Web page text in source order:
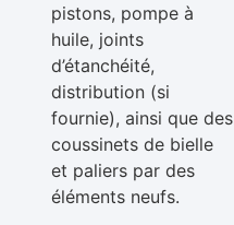
pistons, pompe à
huile, joints
d’étanchéité,
distribution (si
fournie), ainsi que des
coussinets de bielle
et paliers par des
éléments neufs.